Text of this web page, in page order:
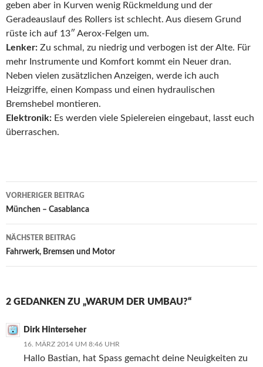
geben aber in Kurven wenig Rückmeldung und der
Geradeauslauf des Rollers ist schlecht. Aus diesem Grund
rüste ich auf 13″ Aerox-Felgen um.
Lenker: Zu schmal, zu niedrig und verbogen ist der Alte. Für
mehr Instrumente und Komfort kommt ein Neuer dran.
Neben vielen zusätzlichen Anzeigen, werde ich auch
Heizgriffe, einen Kompass und einen hydraulischen
Bremshebel montieren.
Elektronik: Es werden viele Spielereien eingebaut, lasst euch
überraschen.
Beitrags-
Navigation
VORHERIGER BEITRAG
München – Casablanca
NÄCHSTER BEITRAG
Fahrwerk, Bremsen und Motor
2 GEDANKEN ZU „WARUM DER UMBAU?“
Dirk Hinterseher
16. MÄRZ 2014 UM 8:46 UHR
Hallo Bastian, hat Spass gemacht deine Neuigkeiten zu